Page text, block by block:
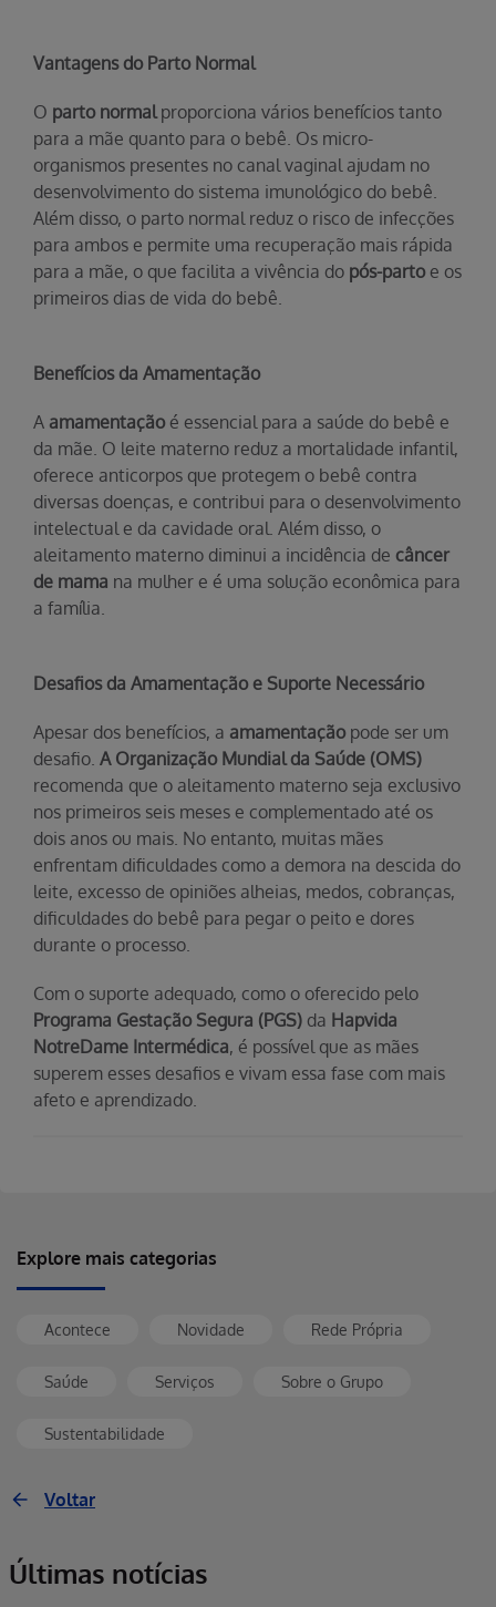
Vantagens do Parto Normal
O parto normalproporciona vários benefícios tanto
para a mãe quanto para o bebê. Os micro-
organismos presentes no canal vaginal ajudam no
desenvolvimento do sistema imunológico do bebê.
Além disso, o parto normal reduz o risco de infecções
para ambos e permite uma recuperação mais rápida
para a mãe, o que facilita a vivência do pós-partoe os
primeiros dias de vida do bebê.
Benefícios da Amamentação
A amamentação é essencial para a saúde do bebê e
da mãe. O leite materno reduz a mortalidade infantil,
oferece anticorpos que protegem o bebê contra
diversas doenças, e contribui para o desenvolvimento
intelectual e da cavidade oral. Além disso, o
aleitamento materno diminui a incidência de câncer
de mama na mulher e é uma solução econômica para
a família.
Desafios da Amamentação e Suporte Necessário
Apesar dos benefícios, a amamentação pode ser um
desafio. A Organização Mundial da Saúde (OMS)
recomenda que o aleitamento materno seja exclusivo
nos primeiros seis meses e complementado até os
dois anos ou mais. No entanto, muitas mães
enfrentam dificuldades como a demora na descida do
leite, excesso de opiniões alheias, medos, cobranças,
dificuldades do bebê para pegar o peito e dores
durante o processo.
Com o suporte adequado, como o oferecido pelo
Programa Gestação Segura (PGS) da Hapvida
NotreDame Intermédica, é possível que as mães
superem esses desafios e vivam essa fase com mais
afeto e aprendizado.
Explore mais categorias
Acontece Novidade Rede Própria
Saúde Serviços Sobre o Grupo
Sustentabilidade
Voltar
Últimas notícias